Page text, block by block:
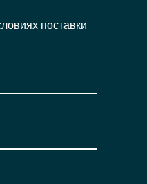
поставки
Оформить заявку